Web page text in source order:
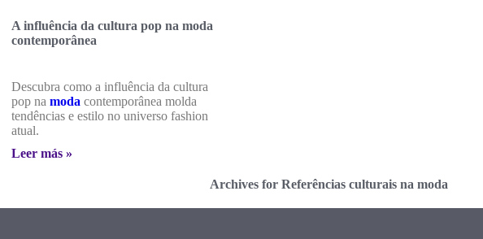
A influência da cultura pop na moda
contemporânea
Descubra como a influência da cultura
pop na moda contemporânea molda
tendências e estilo no universo fashion
atual.
Leer más »
Archives for Referências culturais na moda